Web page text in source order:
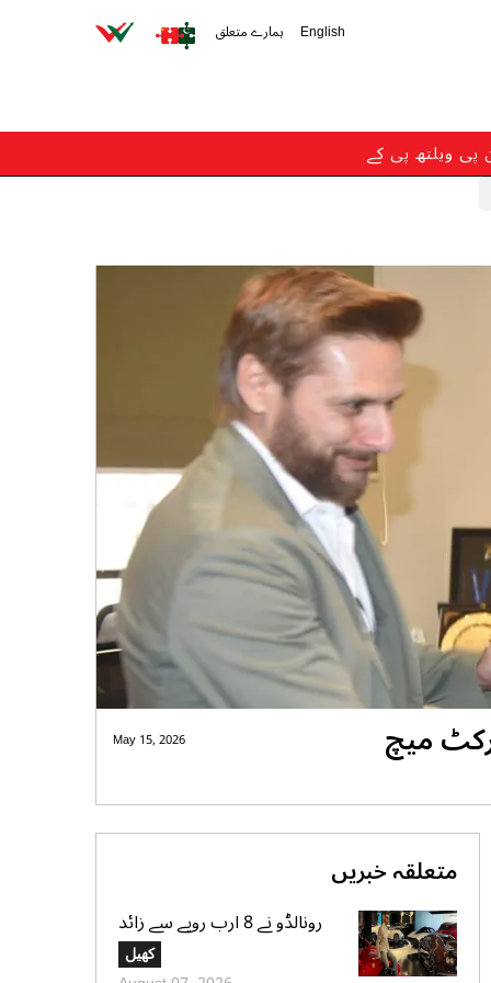
English ہمارے متعلق
پی ویلتھ پی کے
میچ May 15, 2026
متعلقہ خبریں
رونالڈو نے 8 ارب روپے سے زائد
مالیت کی سپر کار کلیکشن کی
جھلک دکھا دی
کھیل